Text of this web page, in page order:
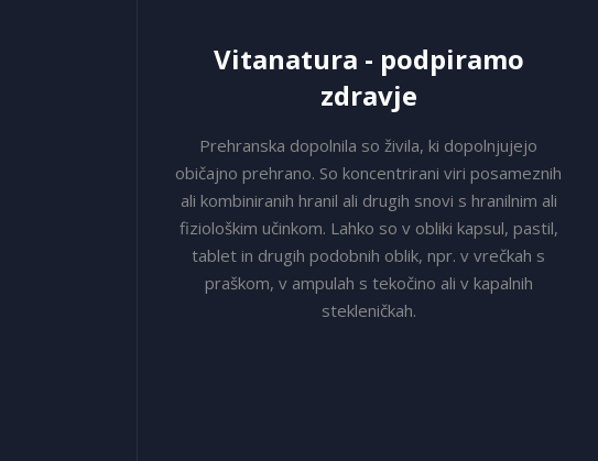
Vitanatura - podpiramo
zdravje
Prehranska dopolnila so živila, ki dopolnjujejo
običajno prehrano. So koncentrirani viri posameznih
ali kombiniranih hranil ali drugih snovi s hranilnim ali
fiziološkim učinkom. Lahko so v obliki kapsul, pastil,
tablet in drugih podobnih oblik, npr. v vrečkah s
praškom, v ampulah s tekočino ali v kapalnih
stekleničkah.